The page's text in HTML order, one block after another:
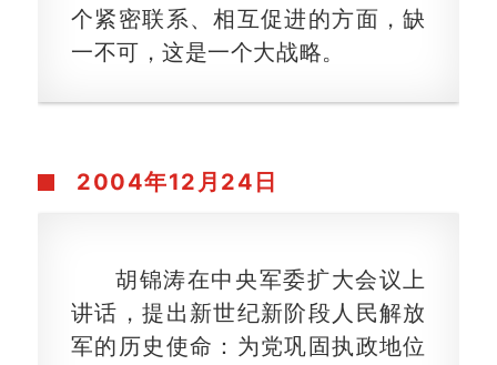
个紧密联系、相互促进的方面，缺
一不可，这是一个大战略。
2004年12月24日
胡锦涛在中央军委扩大会议上
讲话，提出新世纪新阶段人民解放
军的历史使命：为党巩固执政地位